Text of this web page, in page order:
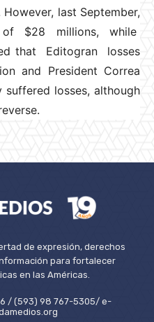
last September,
$28 millions, while
that Editogran losses
and President Correa
losses, although
de expresión, derechos
para fortalecer
en las Américas.
/ (593) 98 767-5305/ e-